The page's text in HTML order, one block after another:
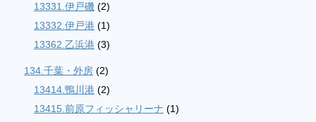
13331.伊戸磯 (2)
13332.伊戸港 (1)
13362.乙浜港 (3)
134.千葉・外房 (2)
13414.鴨川港 (2)
13415.前原フィッシャリーナ (1)